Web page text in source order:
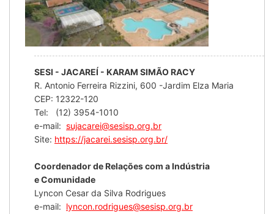
SESI - JACAREÍ - KARAM SIMÃO RACY
R. Antonio Ferreira Rizzini, 600 -Jardim Elza Maria
CEP: 12322-120
Tel: (12) 3954-1010
e-mail: sujacarei@sesisp.org.br
Site: https://jacarei.sesisp.org.br/
Coordenador de Relações com a Indústria
e Comunidade
Lyncon Cesar da Silva Rodrigues
e-mail: lyncon.rodrigues@sesisp.org.br